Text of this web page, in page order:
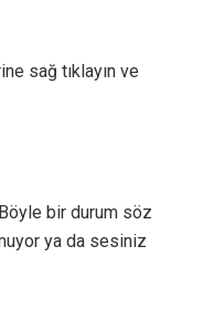
sağ tıklayın ve
bir durum söz
ya da sesiniz